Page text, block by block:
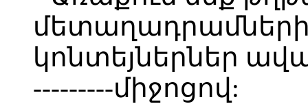
կոնտեյներներ
---------միջոցով: